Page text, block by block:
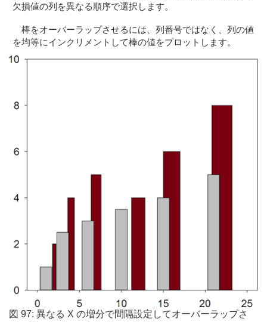
欠損値の列を異なる順序で選択します。
棒をオーバーラップさせるには、列番号ではなく、列の値
を均等にインクリメントして棒の値をプロットします。
図 97: 異なる X の増分で間隔設定してオーバーラップさ